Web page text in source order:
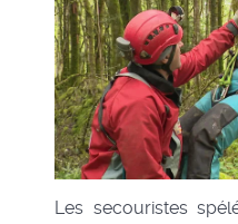
Les secouristes